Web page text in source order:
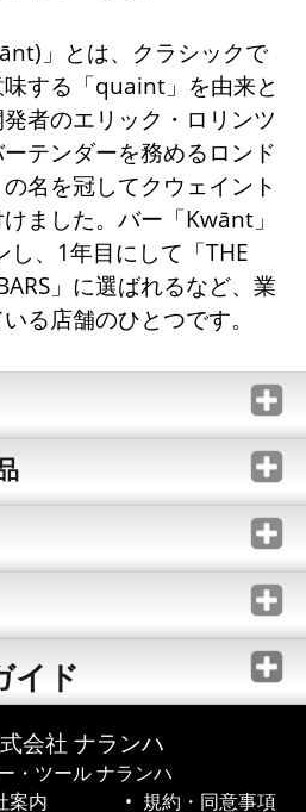
」とは、クラシックで
する「quaint」を由来と
者のエリック・ロリンツ
テンダーを務めるロンド
名を冠してクウェイント
ました。バー「Kwānt」
し、1年目にして「THE
」に選ばれるなど、業
る店舗のひとつです。
イド
会社 ナランハ
・ツール ナランハ
案内 規約・同意事項